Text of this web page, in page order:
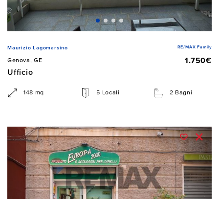
Maurizio Lagomarsino RE/MAX Family
Genova, GE
1.750€
Ufficio
148 mq 5 Locali 2 Bagni